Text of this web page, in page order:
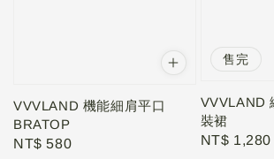
VVVLAND 機能細肩平口
BRATOP
Regular
NT$ 580
售完
VVVLAND
裝裙
Regular
NT$ 1,280